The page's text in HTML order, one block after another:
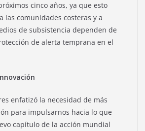
cinco años, ya que esto
las comunidades costeras y a
de subsistencia dependen de
de alerta temprana en el
enfatizó la necesidad de más
para impulsarnos hacia lo que
capítulo de la acción mundial